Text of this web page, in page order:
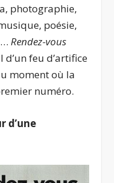
photographie,
poésie,
Rendez-vous
feu d’artifice
moment où la
numéro.
d’une